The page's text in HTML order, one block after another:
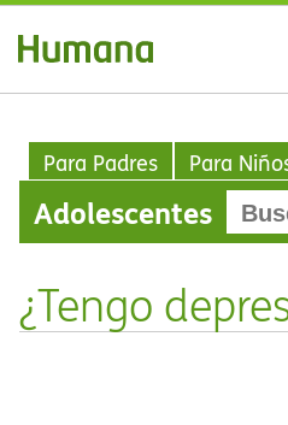
Para Padres Para
Adolescentes
¿Tengo